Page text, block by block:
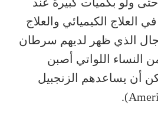
الكيميائي والعلاج
الذي ظهر لديهم سرطان
النساء اللواتي أصبن
أن يساعدهم الزنجبيل